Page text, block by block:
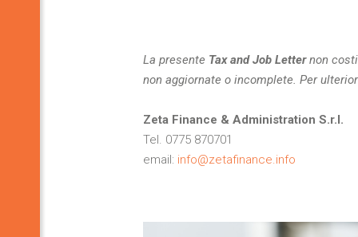
La presente Tax and Job Letternon
non aggiornate o incomplete. Per
Zeta Finance & Administration S.r.l.
Tel. 0775 870701
email: info@zetafinance.info